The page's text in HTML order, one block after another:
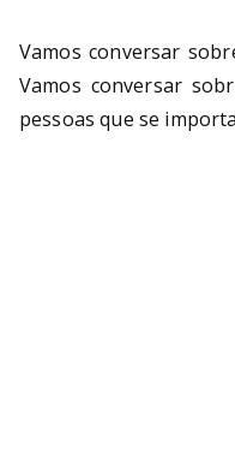
Vamos conversar
Vamos conversar
pessoas que se